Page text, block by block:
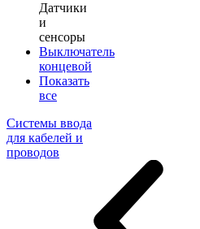
Датчики
и
сенсоры
Выключатель
концевой
Показать
все
Системы ввода
для кабелей и
проводов